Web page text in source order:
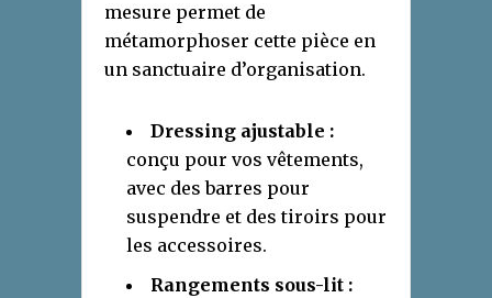
mesure permet de
métamorphoser cette pièce en
un sanctuaire d’organisation.
Dressing ajustable :
conçu pour vos vêtements,
avec des barres pour
suspendre et des tiroirs pour
les accessoires.
Rangements sous-lit :